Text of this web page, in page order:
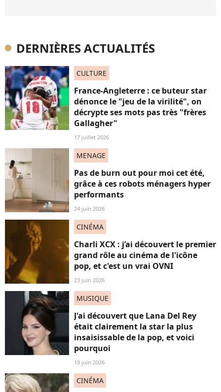
DERNIÈRES ACTUALITÉS
CULTURE
France-Angleterre : ce buteur star
dénonce le "jeu de la virilité", on
décrypte ses mots pas très "frères
Gallagher"
17 juillet 2026
MENAGE
Pas de burn out pour moi cet été,
grâce à ces robots ménagers hyper
performants
24 juin 2026
CINÉMA
Charli XCX : j’ai découvert le premier
grand rôle au cinéma de l'icône
pop, et c'est un vrai OVNI
23 juin 2026
MUSIQUE
J'ai découvert que Lana Del Rey
était clairement la star la plus
insaisissable de la pop, et voici
pourquoi
19 juin 2026
CINÉMA